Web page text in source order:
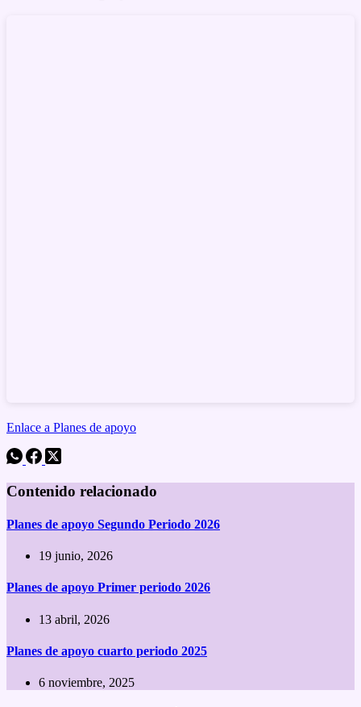
Enlace a Planes de apoyo
Contenido relacionado
Planes de apoyo Segundo Periodo 2026
19 junio, 2026
Planes de apoyo Primer periodo 2026
13 abril, 2026
Planes de apoyo cuarto periodo 2025
6 noviembre, 2025